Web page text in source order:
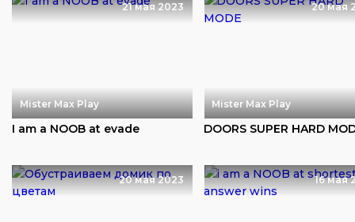
21 мая 2023
Mister Max Play
I am a NOOB at evade
20 мая
Mister Max Play
DOORS SUPER HARD
20 мая 2023 16 мая